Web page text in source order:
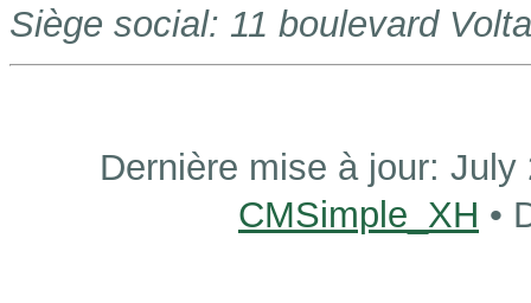
Siège social: 11 boulevard
Dernière mise à jour: July
CMSimple_XH •